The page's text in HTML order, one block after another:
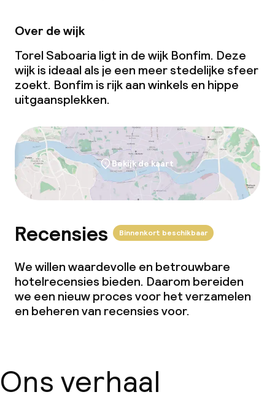
Wasservice
Beleid
Overal rookvrij
Grote huisdieren toegestaan (meer
dan 5 kg)
Over de wijk
Torel Saboaria ligt in de wijk Bonfim. Deze
wijk is ideaal als je een meer stedelijke sfeer
zoekt. Bonfim is rijk aan winkels en hippe
uitgaansplekken.
Bekijk de kaart
Recensies Binnenkort beschikbaar
We willen waardevolle en betrouwbare
hotelrecensies bieden. Daarom bereiden
we een nieuw proces voor het verzamelen
en beheren van recensies voor.
Ons verhaal